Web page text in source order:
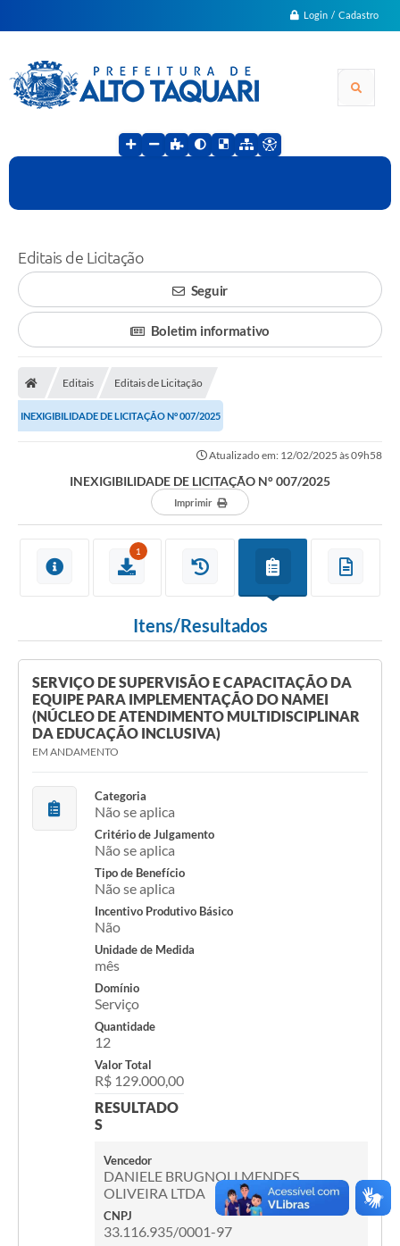
Login / Cadastro
Editais de Licitação
Seguir
Boletim informativo
Editais Editais de Licitação
INEXIGIBILIDADE DE LICITAÇÃO N° 007/2025
Atualizado em: 12/02/2025 às 09h58
INEXIGIBILIDADE DE LICITAÇÃO N° 007/2025
Imprimir
1
Itens/Resultados
SERVIÇO DE SUPERVISÃO E CAPACITAÇÃO DA
EQUIPE PARA IMPLEMENTAÇÃO DO NAMEI
(NÚCLEO DE ATENDIMENTO MULTIDISCIPLINAR
DA EDUCAÇÃO INCLUSIVA)
EM ANDAMENTO
Categoria
Não se aplica
Critério de Julgamento
Não se aplica
Tipo de Benefício
Não se aplica
Incentivo Produtivo Básico
Não
Unidade de Medida
mês
Domínio
Serviço
Quantidade
12
Valor Total
R$ 129.000,00
RESULTADO
S
Vencedor
DANIELE BRUGNOLI MENDES
OLIVEIRA LTDA
CNPJ
33.116.935/0001-97